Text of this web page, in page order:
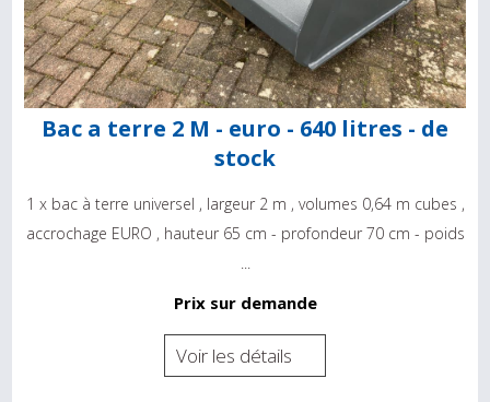
Bac a terre 2 M - euro - 640 litres - de
stock
1 x bac à terre universel , largeur 2 m , volumes 0,64 m cubes ,
accrochage EURO , hauteur 65 cm - profondeur 70 cm - poids
...
Prix sur demande
Voir les détails